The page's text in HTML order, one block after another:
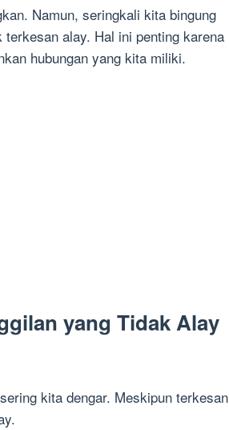
Namun, seringkali kita bingung
alay. Hal ini penting karena
hubungan yang kita miliki.
yang Tidak Alay
kita dengar. Meskipun terkesan